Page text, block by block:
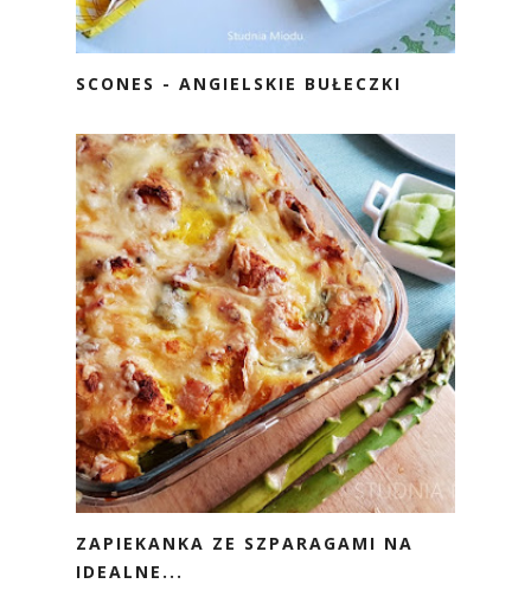
SCONES - ANGIELSKIE BUŁECZKI
ZAPIEKANKA ZE SZPARAGAMI NA
IDEALNE...